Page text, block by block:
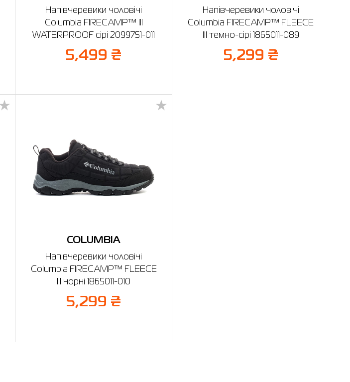
Напівчеревики чоловічі
Columbia FIRECAMP™ III
WATERPROOF сірі 2099751-011
5,499 ₴
Напівчеревики чоловічі
Columbia FIRECAMP™ FLEECE
III темно-сірі 1865011-089
5,299 ₴
COLUMBIA
Напівчеревики чоловічі
Columbia FIRECAMP™ FLEECE
III чорні 1865011-010
5,299 ₴